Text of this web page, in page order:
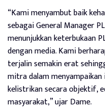
“Kami menyambut baik
sebagai General Manager
menunjukkan keterbukaan
dengan media. Kami
terjalin semakin erat
mitra dalam
kelistrikan secara objektif,
masyarakat,” ujar Dame.